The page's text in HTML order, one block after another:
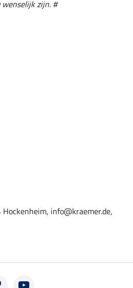
wenselijk zijn. #
info@kraemer.de,